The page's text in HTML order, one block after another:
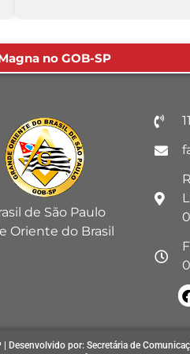
no GOB-SP
de São Paulo
Oriente do Brasil
por: Secretária de